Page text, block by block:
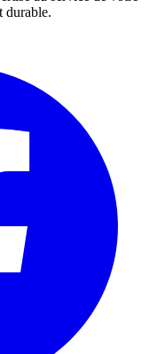
durable.